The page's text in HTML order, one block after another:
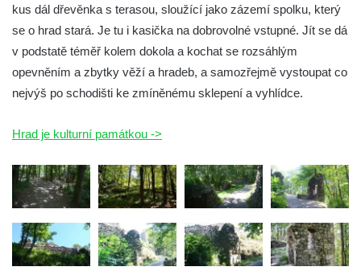
Hrad u Hvězdy
Hrad Čap
Hrad Bradlec
Hrad Drábovna
Hrad Kvítkov
Hrad Milčany (Kickelsburg, nesprávně
Vítkovec)
Hrad Rybnov
kus dál dřevěnka s terasou, sloužící jako zázemí spolku, který
se o hrad stará. Je tu i kasička na dobrovolné vstupné. Jít se dá
v podstatě téměř kolem dokola a kochat se rozsáhlým
opevněním a zbytky věží a hradeb, a samozřejmě vystoupat co
nejvýš po schodišti ke zmíněnému sklepení a vyhlídce.
Hrad je kulturní památkou ->